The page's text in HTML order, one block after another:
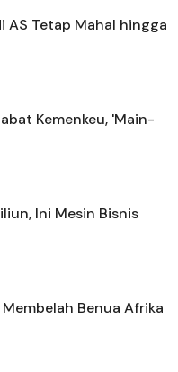
AS Tetap Mahal hingga
Kemenkeu, 'Main-
Ini Mesin Bisnis
Benua Afrika